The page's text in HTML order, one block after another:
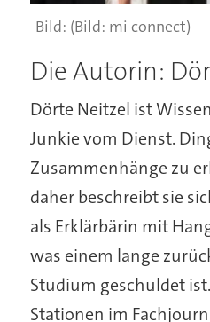
(Bild: mi connect)
Die Autorin:
Dörte Neitzel ist
Junkie vom Dienst.
Zusammenhänge zu
daher beschreibt sie
als Erklärbärin mit
was einem lange
Studium geschuldet
Stationen im